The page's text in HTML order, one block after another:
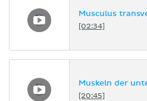
Musculus
[02:34]
Muskeln der
[20:45]